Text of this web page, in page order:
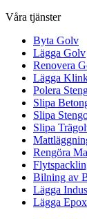
Våra tjänster
Byta Golv
Lägga Golv
Renovera
Lägga
Polera
Slipa
Slipa
Slipa
Rengöra
Bilning av
Lägga
Lägga